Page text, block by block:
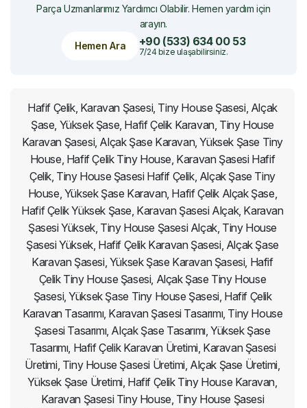
Parça Uzmanlarımız Yardımcı Olabilir. Hemen yardım için
arayın.
Hemen Ara
+90 (533) 634 00 53
7/24 bize ulaşabilirsiniz.
Hafif Çelik, Karavan Şasesi, Tiny House Şasesi, Alçak
Şase, Yüksek Şase, Hafif Çelik Karavan, Tiny House
Karavan Şasesi, Alçak Şase Karavan, Yüksek Şase Tiny
House, Hafif Çelik Tiny House, Karavan Şasesi Hafif
Çelik, Tiny House Şasesi Hafif Çelik, Alçak Şase Tiny
House, Yüksek Şase Karavan, Hafif Çelik Alçak Şase,
Hafif Çelik Yüksek Şase, Karavan Şasesi Alçak, Karavan
Şasesi Yüksek, Tiny House Şasesi Alçak, Tiny House
Şasesi Yüksek, Hafif Çelik Karavan Şasesi, Alçak Şase
Karavan Şasesi, Yüksek Şase Karavan Şasesi, Hafif
Çelik Tiny House Şasesi, Alçak Şase Tiny House
Şasesi, Yüksek Şase Tiny House Şasesi, Hafif Çelik
Karavan Tasarımı, Karavan Şasesi Tasarımı, Tiny House
Şasesi Tasarımı, Alçak Şase Tasarımı, Yüksek Şase
Tasarımı, Hafif Çelik Karavan Üretimi, Karavan Şasesi
Üretimi, Tiny House Şasesi Üretimi, Alçak Şase Üretimi,
Yüksek Şase Üretimi, Hafif Çelik Tiny House Karavan,
Karavan Şasesi Tiny House, Tiny House Şasesi